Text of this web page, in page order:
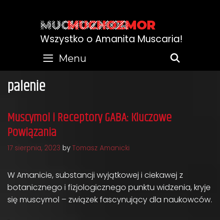
MUCHOZMOR
Wszystko o Amanita Muscaria!
Menu
palenie
Muscymol i Receptory GABA: Kluczowe
Powiązania
17 sierpnia, 2023 by Tomasz Amanicki
W Amanicie, substancji wyjątkowej i ciekawej z
botanicznego i fizjologicznego punktu widzenia, kryje
się muscymol – związek fascynujący dla naukowców.